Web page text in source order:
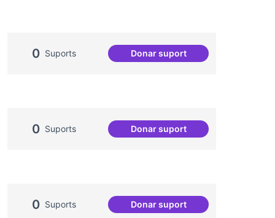
0 Suports Donar suportEmergència climàtica
0 Suports Donar suportMés processos
0 Suports Donar suportRedefinició Casal de Barri